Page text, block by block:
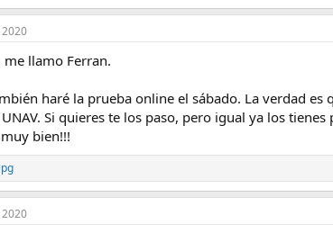
me llamo Ferran.
haré la prueba online el sábado. La verdad
Si quieres te los paso, pero igual ya los
bien!!!